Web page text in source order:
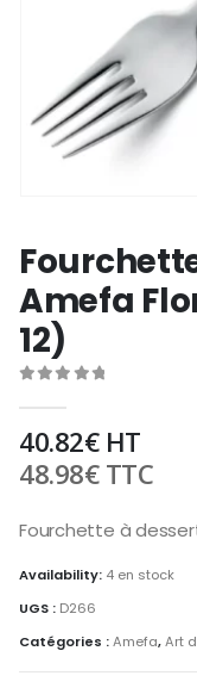
Amefa
12)
40.82€HT
48.98€TTC
Fourchette à
Availability: 4 en stock
UGS : D266
Catégories :Amefa,Art